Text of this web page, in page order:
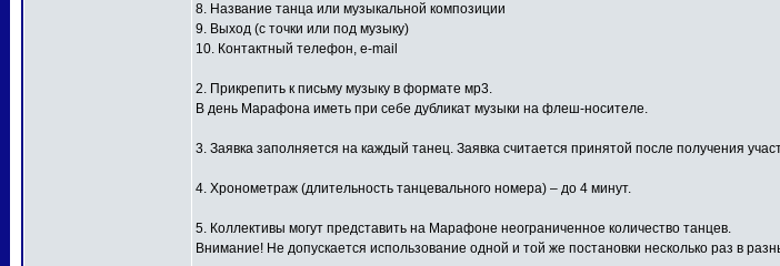
8. Название танца или музыкальной композиции
9. Выход (с точки или под музыку)
10. Контактный телефон, e-mail
2. Прикрепить к письму музыку в формате мр3.
В день Марафона иметь при себе дубликат музыки на флеш-носителе.
3. Заявка заполняется на каждый танец. Заявка считается принятой после получения
4. Хронометраж (длительность танцевального номера) – до 4 минут.
5. Коллективы могут представить на Марафоне неограниченное количество танцев.
Внимание! Не допускается использование одной и той же постановки несколько раз в